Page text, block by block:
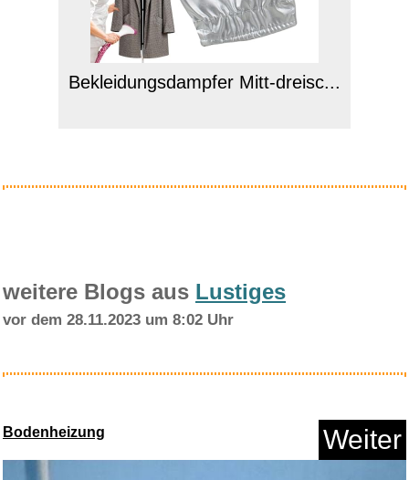
Bekleidungsdampfer Mitt-dreisc...
weitere Blogs aus Lustiges
vor dem 28.11.2023 um 8:02 Uhr
Bodenheizung Weiter